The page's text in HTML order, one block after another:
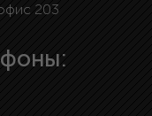
203